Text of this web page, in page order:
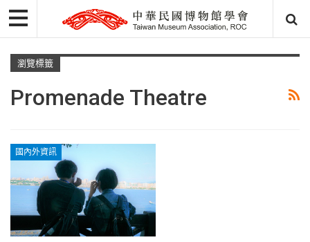
瀏覽標籤
Promenade Theatre
國內外資訊